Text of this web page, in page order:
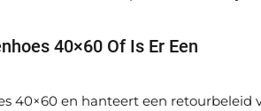
40×60 Of Is Er Een
40×60 en hanteert een retourbeleid